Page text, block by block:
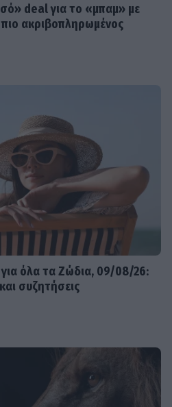
deal για το «μπαμ» με
πιο ακριβοπληρωμένος
για όλα τα Ζώδια, 09/08/26:
συζητήσεις